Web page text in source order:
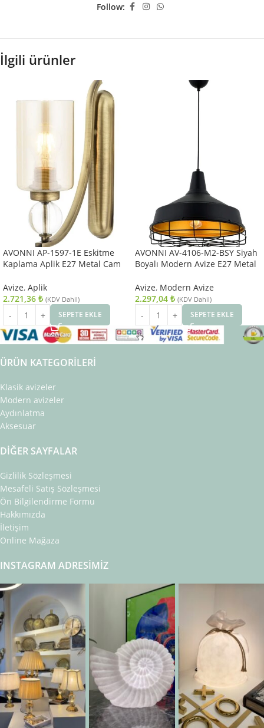
Follow:
İlgili ürünler
AVONNI AP-1597-1E Eskitme
Kaplama Aplik E27 Metal Cam
Avize, Aplik
2.721,36 ₺ (KDV Dahil)
SEPETE EKLE
AVONNI AV-4106-M2-BSY Siyah
Boyalı Modern Avize E27 Metal
Avize, Modern Avize
2.297,04 ₺ (KDV Dahil)
SEPETE EKLE
ÜRÜN KATEGORILERI
Klasik avizeler
Modern avizeler
Aydınlatma
Aksesuar
DIĞER SAYFALAR
Gizlilik Sözleşmesi
Mesafeli Satış Sözleşmesi
Ön Bilgilendirme Formu
Hakkımızda
İletişim
Online Mağaza
INSTAGRAM ADRESIMIZ